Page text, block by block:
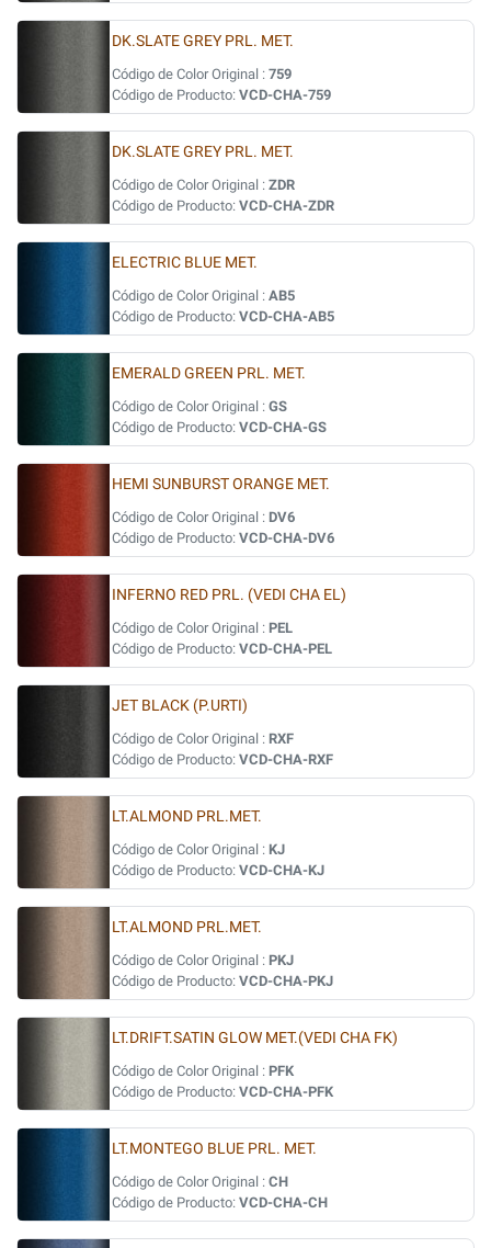
DK.SLATE GREY PRL. MET.
Código de Color Original : 759
Código de Producto: VCD-CHA-759
DK.SLATE GREY PRL. MET.
Código de Color Original : ZDR
Código de Producto: VCD-CHA-ZDR
ELECTRIC BLUE MET.
Código de Color Original : AB5
Código de Producto: VCD-CHA-AB5
EMERALD GREEN PRL. MET.
Código de Color Original : GS
Código de Producto: VCD-CHA-GS
HEMI SUNBURST ORANGE MET.
Código de Color Original : DV6
Código de Producto: VCD-CHA-DV6
INFERNO RED PRL. (VEDI CHA EL)
Código de Color Original : PEL
Código de Producto: VCD-CHA-PEL
JET BLACK (P.URTI)
Código de Color Original : RXF
Código de Producto: VCD-CHA-RXF
LT.ALMOND PRL.MET.
Código de Color Original : KJ
Código de Producto: VCD-CHA-KJ
LT.ALMOND PRL.MET.
Código de Color Original : PKJ
Código de Producto: VCD-CHA-PKJ
LT.DRIFT.SATIN GLOW MET.(VEDI CHA FK)
Código de Color Original : PFK
Código de Producto: VCD-CHA-PFK
LT.MONTEGO BLUE PRL. MET.
Código de Color Original : CH
Código de Producto: VCD-CHA-CH